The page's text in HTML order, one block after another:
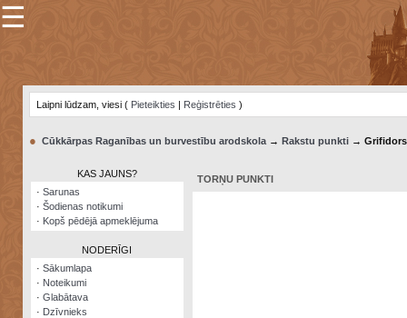
×
Šodienas
notikumi
Visatcera
almanahs
☰
Laipni lūdzam, viesi ( Pieteikties | Reģistrēties )
● Cūkkārpas Raganības un burvestību arodskola→ Rakstu punkti→ Grifidors
KAS JAUNS?
· Sarunas
· Šodienas notikumi
· Kopš pēdējā apmeklējuma
NODERĪGI
· Sākumlapa
· Noteikumi
· Glabātava
· Dzīvnieks
TORŅU PUNKTI